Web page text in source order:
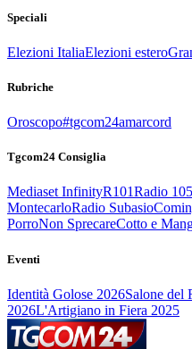
Speciali
Elezioni ItaliaElezioni estero
Rubriche
Oroscopo#tgcom24amarcord
Tgcom24 Consiglia
Mediaset InfinityR101Radio 105
MontecarloRadio Subasio
PorroNon SprecareCotto e
Eventi
Identità Golose 2026Salone del
2026L'Artigiano in Fiera 2025